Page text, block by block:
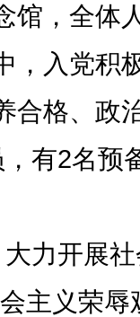
馆 ， 全体
， 入党积
合格、政
有2名预
大力开展
主义荣